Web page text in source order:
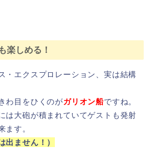
楽しめる！
・エクスプロレーション、実は結構
わ目をひくのがガリオン船ですね。
は大砲が積まれていてゲストも発射
ます。
出ません！）